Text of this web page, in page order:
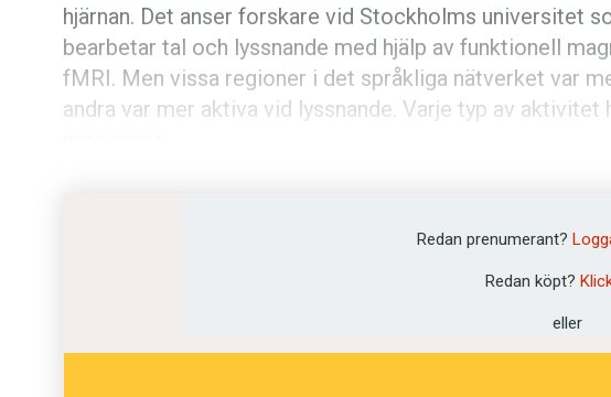
hjärnan. Det anser forskare vid Stockholms universitet
bearbetar tal och lyssnande med hjälp av funktionell
fMRI. Men vissa regioner i det språkliga nätverket var
andra var mer aktiva vid lyssnande. Varje typ av aktivitet
interaktion var mer aktiva under tal än under lyssnande.
Redan prenumerant?
Redan köpt?
eller